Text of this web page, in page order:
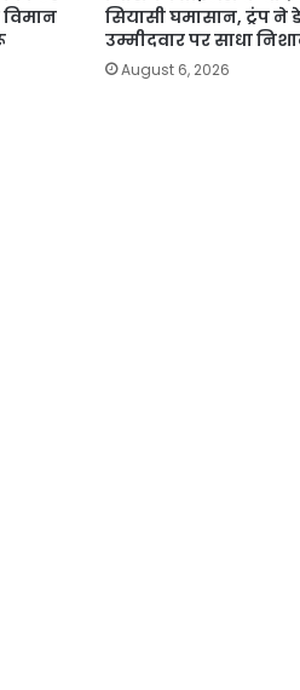
विमान
सियासी घमासान, ट्रंप ने
उम्मीदवार पर साधा
August 6, 2026